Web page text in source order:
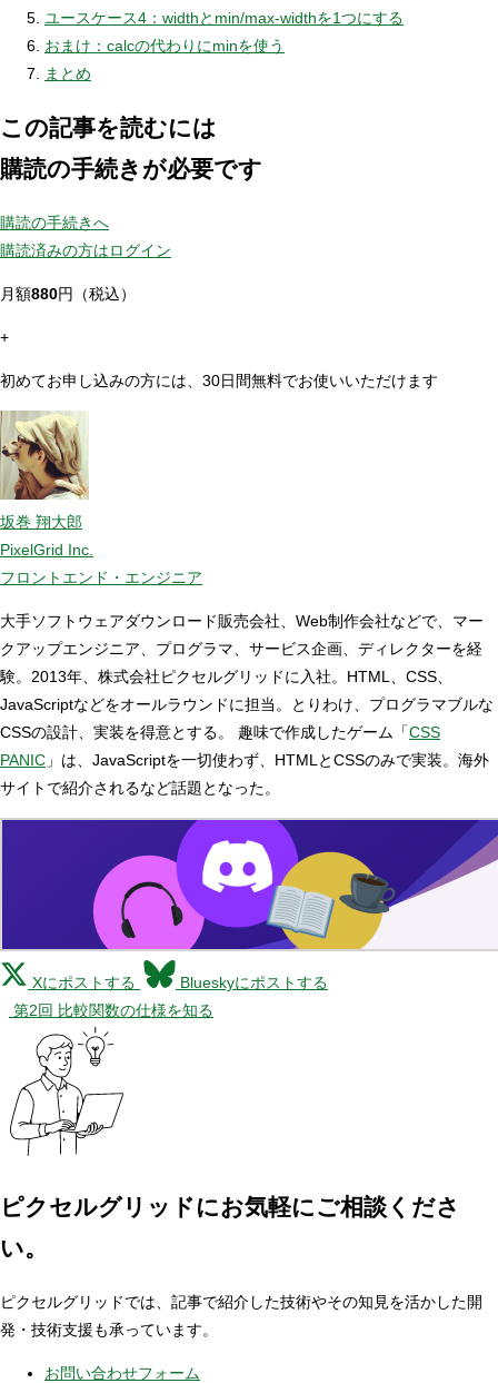
ユースケース4：widthとmin/max-widthを1つにする
おまけ：calcの代わりにminを使う
まとめ
この記事を読むには
購読の手続きが必要です
購読の手続きへ
購読済みの方はログイン
月額880円（税込）
+
初めてお申し込みの方には、30日間無料でお使いいただけます
坂巻 翔大郎
PixelGrid Inc.
フロントエンド・エンジニア
大手ソフトウェアダウンロード販売会社、Web制作会社などで、マー
クアップエンジニア、プログラマ、サービス企画、ディレクターを経
験。2013年、株式会社ピクセルグリッドに入社。HTML、CSS、
JavaScriptなどをオールラウンドに担当。とりわけ、プログラマブルな
CSSの設計、実装を得意とする。 趣味で作成したゲーム「CSS
PANIC 」は、JavaScriptを一切使わず、HTMLとCSSのみで実装。海外
サイトで紹介されるなど話題となった。
Xにポストする
Blueskyにポストする
第2回 比較関数の仕様を知る
ピクセルグリッドにお気軽にご相談くださ
い。
ピクセルグリッドでは、記事で紹介した技術やその知見を活かした開
発・技術支援も承っています。
お問い合わせフォーム